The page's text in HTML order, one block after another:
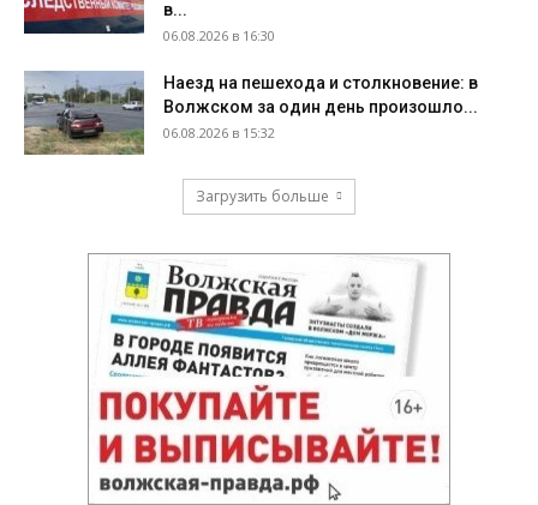
в...
06.08.2026 в 16:30
Наезд на пешехода и столкновение: в
Волжском за один день произошло...
06.08.2026 в 15:32
Загрузить больше